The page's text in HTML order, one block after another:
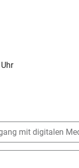
mit digitalen
im